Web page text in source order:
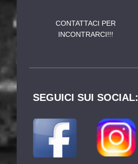
CONTATTACI PER
INCONTRARCI!!!
SEGUICI SUI SOCIAL: